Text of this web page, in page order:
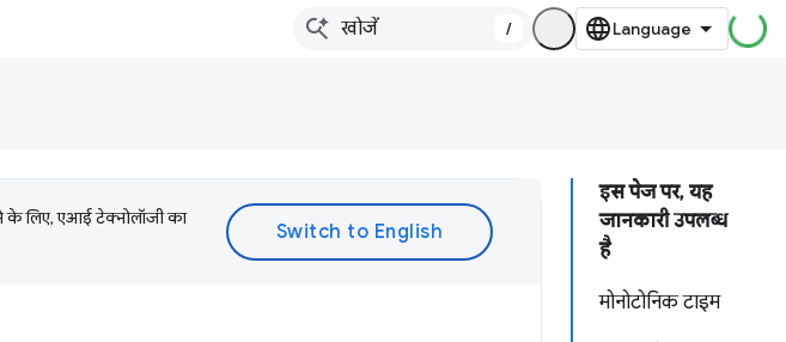
/
इस पेज पर, यह
जानकारी उपलब्ध
है
मोनोटोनिक टाइम
के लिए, एआई टेक्नोलॉजी का